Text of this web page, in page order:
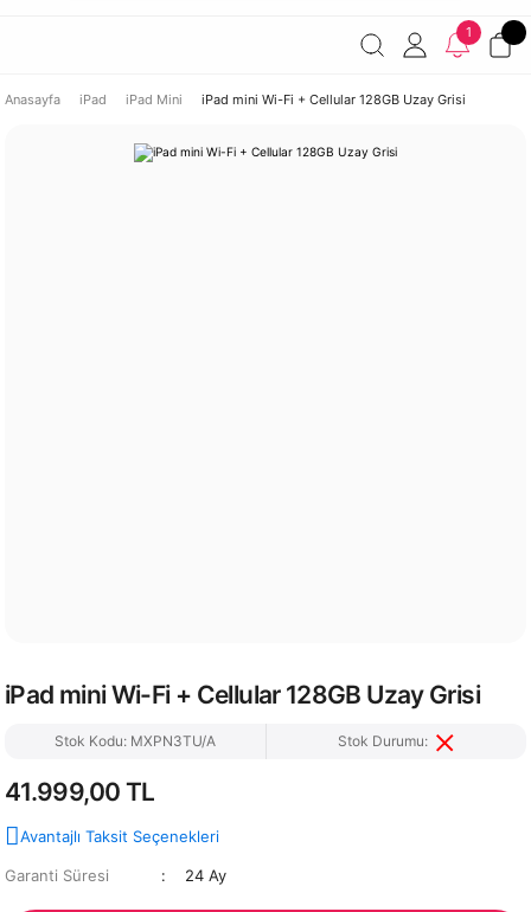
7000 TL ve üzeri
Şirketinize ait cihazları JAMF ile
1
Anasayfa iPad iPad Mini iPad mini Wi-Fi + Cellular 128GB Uzay Grisi
iPad mini Wi-Fi + Cellular 128GB Uzay Grisi
Stok Kodu: MXPN3TU/A Stok Durumu:
41.999,00 TL
Avantajlı Taksit Seçenekleri
Garanti Süresi 24 Ay